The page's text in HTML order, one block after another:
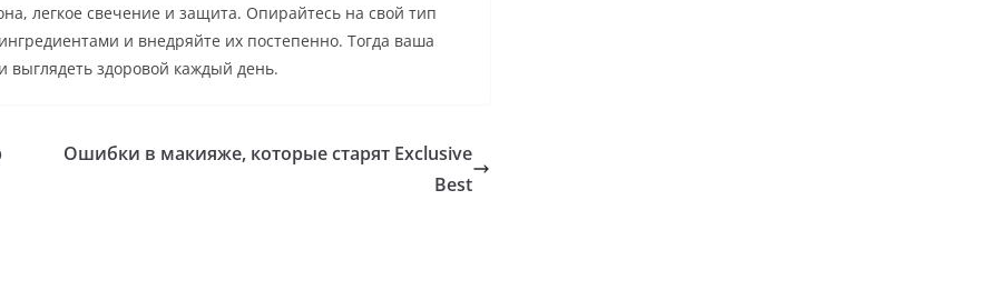
легкое свечение и защита. Опирайтесь на свой тип
и внедряйте их постепенно. Тогда ваша
выглядеть здоровой каждый день.
Ошибки в макияже, которые старят Exclusive
Best